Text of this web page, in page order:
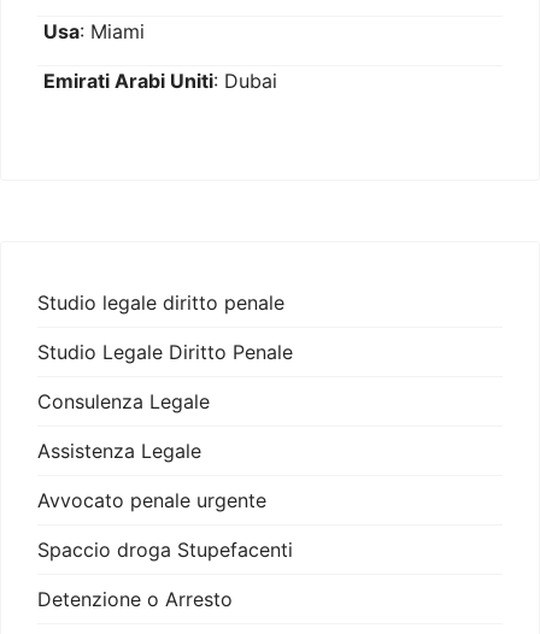
Usa: Miami
Emirati Arabi Uniti: Dubai
Studio legale diritto penale
Studio Legale Diritto Penale
Consulenza Legale
Assistenza Legale
Avvocato penale urgente
Spaccio droga Stupefacenti
Detenzione o Arresto